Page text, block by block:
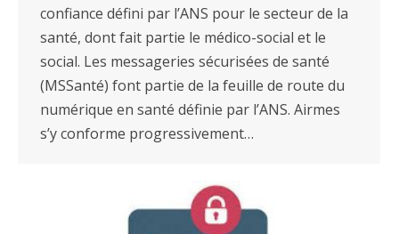
confiance défini par l’ANS pour le secteur de la
santé, dont fait partie le médico-social et le
social. Les messageries sécurisées de santé
(MSSanté) font partie de la feuille de route du
numérique en santé définie par l’ANS. Airmes
s’y conforme progressivement…